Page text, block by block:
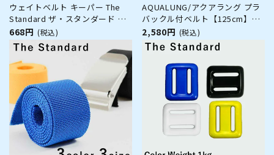
ウェイトベルト キーパー The
Standard ザ・スタンダード ス
テンレス ダイビング アクセサリ
ー パーツ
668円 (税込)
AQUALUNG/アクアラング プラ
バックル付ベルト【125cm】
[80405028]
2,580円 (税込)